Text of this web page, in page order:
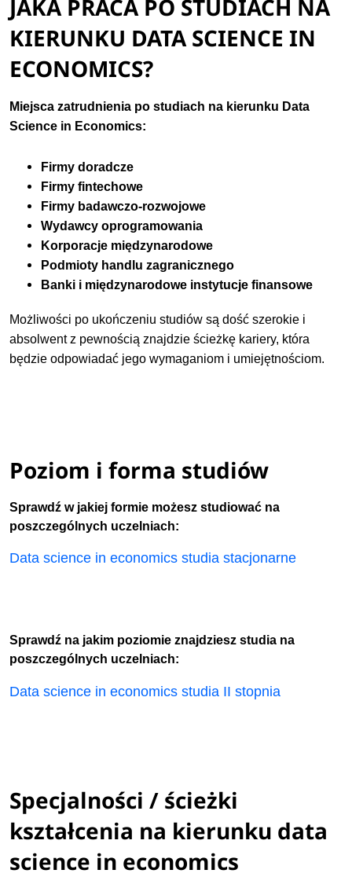
JAKA PRACA PO STUDIACH NA
KIERUNKU DATA SCIENCE IN
ECONOMICS?
Miejsca zatrudnienia po studiach na kierunku Data
Science in Economics:
Firmy doradcze
Firmy fintechowe
Firmy badawczo-rozwojowe
Wydawcy oprogramowania
Korporacje międzynarodowe
Podmioty handlu zagranicznego
Banki i międzynarodowe instytucje finansowe
Możliwości po ukończeniu studiów są dość szerokie i
absolwent z pewnością znajdzie ścieżkę kariery, która
będzie odpowiadać jego wymaganiom i umiejętnościom.
Poziom i forma studiów
Sprawdź w jakiej formie możesz studiować na
poszczególnych uczelniach:
Data science in economics studia stacjonarne
Sprawdź na jakim poziomie znajdziesz studia na
poszczególnych uczelniach:
Data science in economics studia II stopnia
Specjalności / ścieżki
kształcenia na kierunku data
science in economics